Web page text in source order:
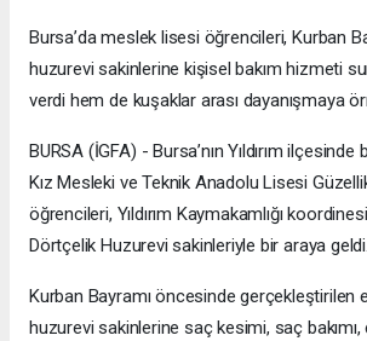
Bursa’da meslek lisesi öğrencileri, Kurban
huzurevi sakinlerine kişisel bakım hizmeti
verdi hem de kuşaklar arası dayanışmaya
BURSA (İGFA) - Bursa’nın Yıldırım
Kız Mesleki ve Teknik Anadolu Lisesi
öğrencileri, Yıldırım Kaymakamlığı
Dörtçelik Huzurevi sakinleriyle bir araya geldi.
Kurban Bayramı öncesinde gerçekleştirilen
huzurevi sakinlerine saç kesimi, saç bakımı,